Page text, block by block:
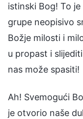
istinski Bog! To
grupe neopisivo
Božje milosti i
u propast i
nas može spasiti!
Ah! Svemogući
je otvorio naše